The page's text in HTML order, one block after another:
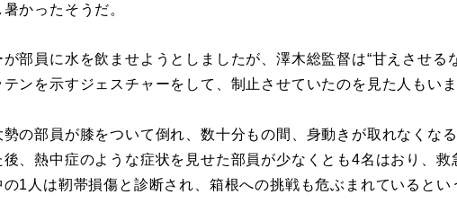
かったそうだ。
が部員に水を飲ませようとしましたが、澤木総監督は“甘えさせる
ンを示すジェスチャーをして、制止させていたのを見た人もいま
の部員が膝をついて倒れ、数十分もの間、身動きが取れなくな
後、熱中症のような症状を見せた部員が少なくとも4名はおり、救
1人は靭帯損傷と診断され、箱根への挑戦も危ぶまれているとい